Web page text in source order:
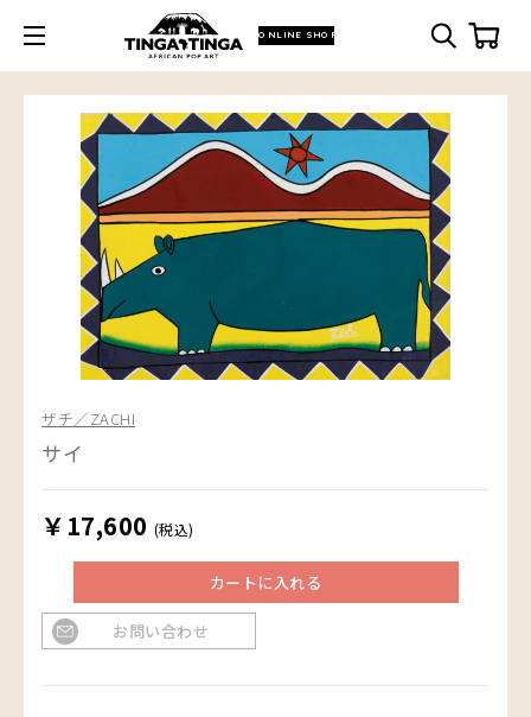
ONLINE SHOP
ザチ／ZACHI
サイ
￥17,600 (税込)
カートに入れる
お問い合わせ